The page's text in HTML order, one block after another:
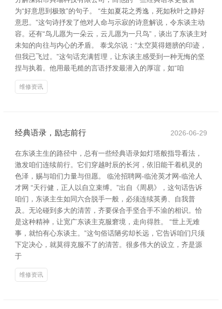
为“好意思到极致”的句子。 “生如夏花之秀逸，死如秋叶之静好
意思。”这句诗抒发了他对人命与示寂的诗意解说，令东谈主动
容。还有“鸟儿愿为一朵云，云儿愿为一只鸟”，谈出了东谈主对
未知的向往与内心的矛盾。 泰戈尔说：“太空莫得翅膀的印迹，
但我已飞过。”这句话充满哲理，让东谈主感受到一种无悔的坚
捏与执着。他用最毛糙的言语抒发最潜入的厚谊，如“咱
维修资讯
经典语录，励志前行 2026-06-29
在东谈主生的路径中，总有一些经典语录如灯塔般指导看法，
激发咱们连续前行。它们穿越时辰的长河，依旧能干着机灵的
色泽，赐与咱们力量与但愿。 临沧招聘网-临沧英才网-临沧人
才网 “天行健，正人以自立束缚。”出自《周易》，这句话告诉
咱们，东谈主生如同六合脱手一般，必须连续英勇、自我普
及。无论碰到多大的清苦，齐要保合手坚合手不渝的相识。恰
是这种精神，让宽广东谈主克服窘境，走向得胜。 “世上无难
事，就怕有心东谈主。”这句俗话陋劣却长远，它告诉咱们只须
下定决心，就莫得克服不了的清苦。很多伟大的设立，齐是源
于
维修资讯